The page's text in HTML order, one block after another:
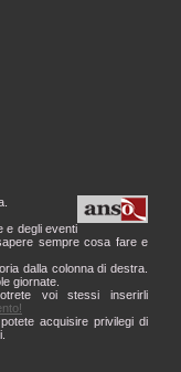
e degli eventi
sempre cosa fare e
dalla colonna di destra.
giornate.
voi stessi inserirli
acquisire privilegi di